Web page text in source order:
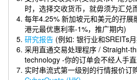
时，选择交收货币，就毋须为汇兑
每年4.25% 新加坡元和美元的孖展
港元最优惠利率-1%，推广期内)
研究报告 (例如: 银行业和SREITs
采用直通交易处理程序 / Straight-
technology -你的订单会不经人手直
实时串流式第一级别的行情报价订